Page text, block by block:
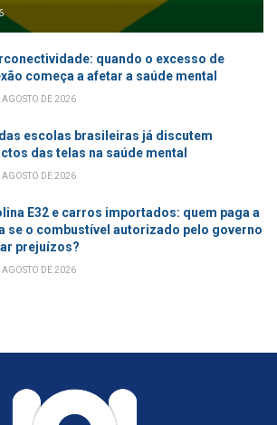
quando o excesso de
começa a afetar a saúde mental
AGOSTO DE 2026
das escolas brasileiras já discutem
das telas na saúde mental
AGOSTO DE 2026
E32 e carros importados: quem paga a
se o combustível autorizado pelo governo
prejuízos?
AGOSTO DE 2026